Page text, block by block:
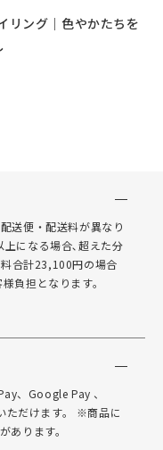
リング｜色やかたちを
送便・配送料が異なり
になる場合､超えた分
合計23,100円の場合
負担となります。
、Google Pay 、
ただけます。 ※商品に
あります。